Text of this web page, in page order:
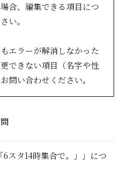
合、編集できる項目につ
い。
エラーが解消しなかった
できない項目（名字や性
問い合わせください。
6スタ14時集合で。」」につ